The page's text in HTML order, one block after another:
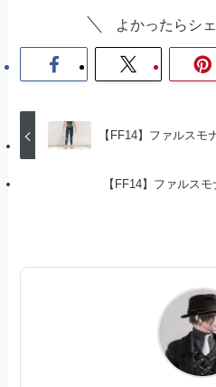
よかったらシ
【FF14】ファルスモ
【FF14】ファルス